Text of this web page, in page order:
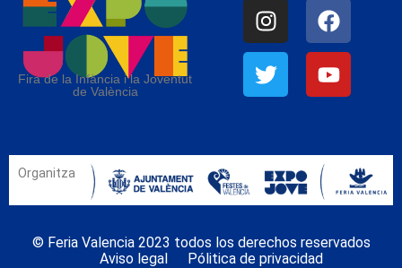
Fira de la Infància i la Joventut
de València
Organitza
© Feria Valencia 2023 todos los derechos reservados
Aviso legal
Pólitica de privacidad